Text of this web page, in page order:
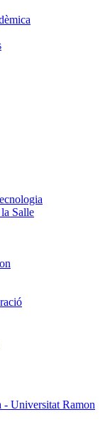
Salle
- Universitat Ramon